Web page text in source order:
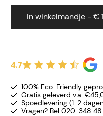
In winkelmandje - €
4.7
100% Eco-Friendly
Gratis geleverd v.a.
Spoedlevering (1-2
Vragen? Bel 020-348 48